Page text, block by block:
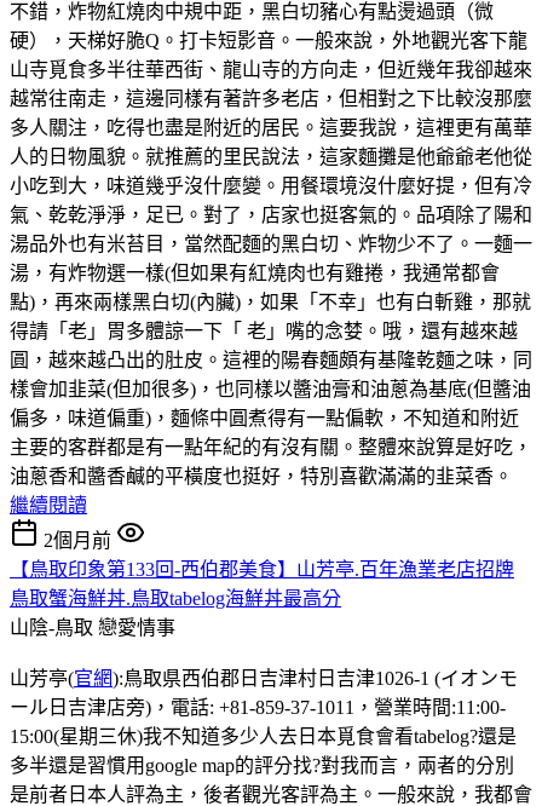
不錯，炸物紅燒肉中規中距，黑白切豬心有點燙過頭（微
硬），天梯好脆Q。打卡短影音。一般來說，外地觀光客下龍
山寺覓食多半往華西街、龍山寺的方向走，但近幾年我卻越來
越常往南走，這邊同樣有著許多老店，但相對之下比較沒那麼
多人關注，吃得也盡是附近的居民。這要我說，這裡更有萬華
人的日物風貌。就推薦的里民說法，這家麵攤是他爺爺老他從
小吃到大，味道幾乎沒什麼變。用餐環境沒什麼好提，但有冷
氣、乾乾淨淨，足已。對了，店家也挺客氣的。品項除了陽和
湯品外也有米苔目，當然配麵的黑白切、炸物少不了。一麵一
湯，有炸物選一樣(但如果有紅燒肉也有雞捲，我通常都會
點)，再來兩樣黑白切(內臟)，如果「不幸」也有白斬雞，那就
得請「老」胃多體諒一下「 老」嘴的念婪。哦，還有越來越
圓，越來越凸出的肚皮。這裡的陽春麵頗有基隆乾麵之味，同
樣會加韭菜(但加很多)，也同樣以醬油膏和油蔥為基底(但醬油
偏多，味道偏重)，麵條中圓煮得有一點偏軟，不知道和附近
主要的客群都是有一點年紀的有沒有關。整體來說算是好吃，
油蔥香和醬香鹹的平橫度也挺好，特別喜歡滿滿的韭菜香。
繼續閱讀
2個月前
【鳥取印象第133回-西伯郡美食】山芳亭.百年漁業老店招牌
鳥取蟹海鮮丼.鳥取tabelog海鮮丼最高分
山陰-鳥取 戀愛情事
山芳亭(官網):鳥取県西伯郡日吉津村日吉津1026-1 (イオンモ
ール日吉津店旁)，電話: +81-859-37-1011，營業時間:11:00-
15:00(星期三休)我不知道多少人去日本覓食會看tabelog?還是
多半還是習慣用google map的評分找?對我而言，兩者的分別
是前者日本人評為主，後者觀光客評為主。一般來說，我都會